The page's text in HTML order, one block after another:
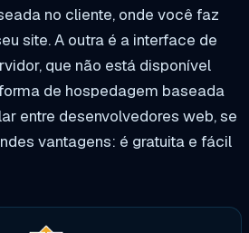
no cliente, onde você faz
site. A outra é a interface de
que não está disponível
de hospedagem baseada
entre desenvolvedores web, se
vantagens: é gratuita e fácil